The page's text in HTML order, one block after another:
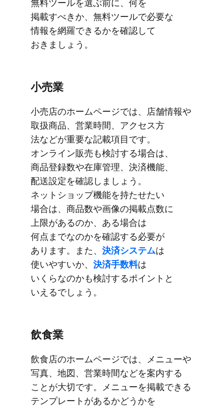
無料ツールを​選ぶ前に、​何を​
掲載すべきか、​無料ツールで​必要な​
情報を​網羅できるかを​確認して​
おきましょう。
小売業
小売店の​ホームページでは、​店舗情報や​
取扱商品、​営業時間、​アクセス方​
法などが​重要な​記載項目です。​
オンライン販売も​検討する​場合は、​
商品登録数や​在庫管理、​決済機能、​
配送設定を​確認しましょう。​
ネットショップ機能を​​持たせたい​​
場合は、​​商品数や​​画像の​​掲載点数に​​
上限が​​あるのか、​​ある​​場合は​​
何点までなのかを​​確認する​​必要が​​
あります。​​また、​​ 決済システムは​​
使いやすいか、 ​​決済手数料は​​
いくらなのかも​​検討する​​ポイントと​​
いえるでしょう。
飲食業
飲食店の​ホームページでは、​メニューや​
写真、​地図、​営業時間などを​案内する​
ことが​大切です。​メニューを​​掲載できる​​
テンプレートが​​あるか​どうかを​​